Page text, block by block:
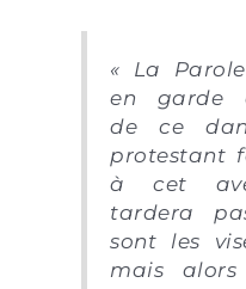
« La
en garde
de ce
protestant
à cet
tardera
sont les
mais